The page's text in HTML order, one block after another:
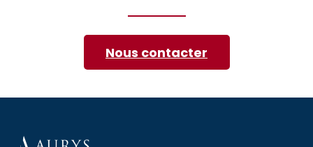
Nous contacter